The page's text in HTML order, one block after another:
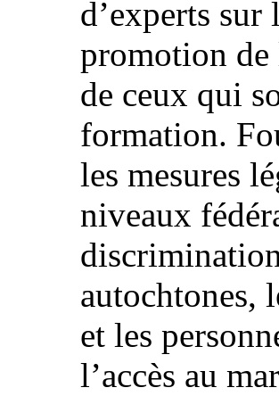
d’experts sur
promotion de
de ceux qui
formation.
les mesures
niveaux
autochtones,
et les
l’accès au